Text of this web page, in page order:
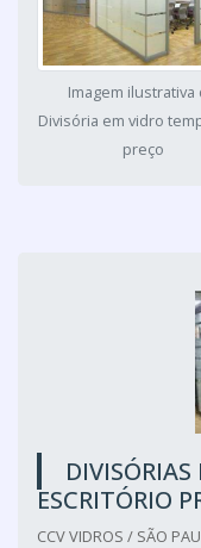
Imagem ilustrativa
Divisória em vidro
preço
DIVISÓRIAS
ESCRITÓRIO
CCV VIDROS / SÃO